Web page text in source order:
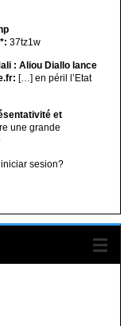
37tz1w
: Aliou Diallo lance
[…] en péril l’Etat
et
une grande
sesion?